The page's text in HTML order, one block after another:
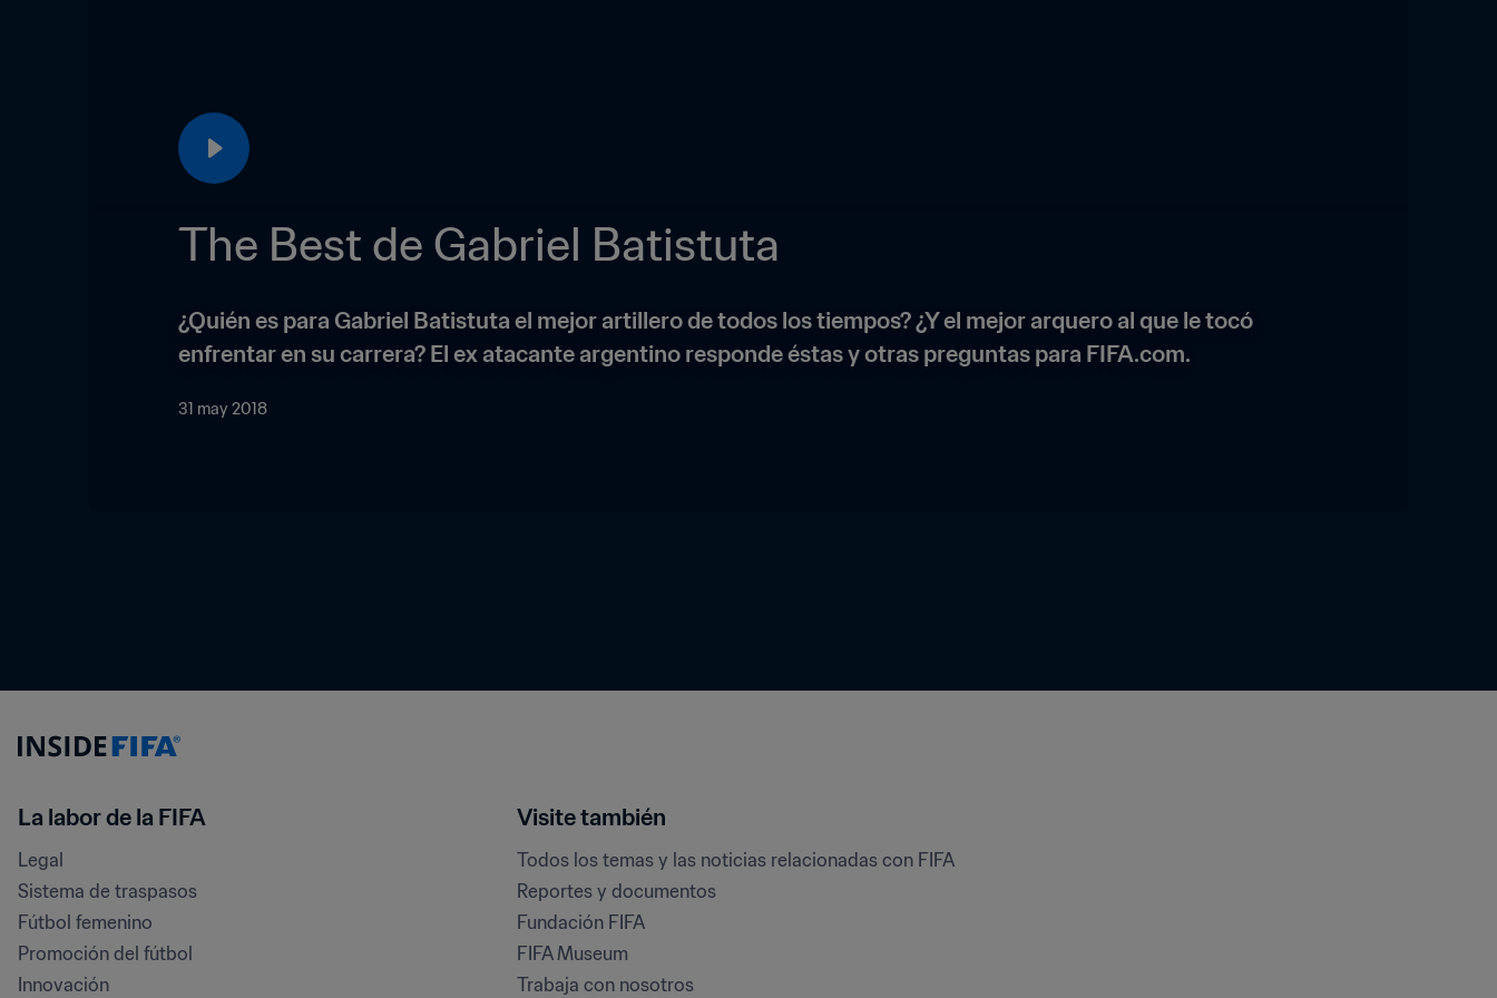
The Best de Gabriel Batistuta
¿Quién es para Gabriel Batistuta el mejor artillero de todos los tiempos? ¿Y el mejor arquero al que le tocó
enfrentar en su carrera? El ex atacante argentino responde éstas y otras preguntas para FIFA.com.
31 may 2018
La labor de la FIFA
Legal
Sistema de traspasos
Fútbol femenino
Promoción del fútbol
Innovación
Visite también
Todos los temas y las noticias relacionadas con FIFA
Reportes y documentos
Fundación FIFA
FIFA Museum
Trabaja con nosotros